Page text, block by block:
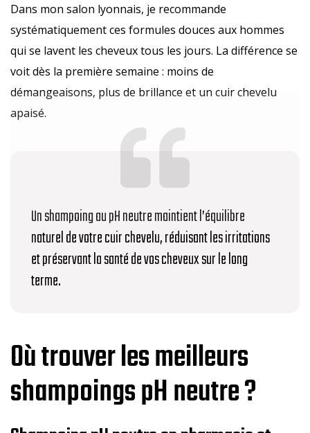
Dans mon salon lyonnais, je recommande
systématiquement ces formules douces aux hommes
qui se lavent les cheveux tous les jours. La différence se
voit dès la première semaine : moins de
démangeaisons, plus de brillance et un cuir chevelu
apaisé.
Un shampoing au pH neutre maintient l’équilibre
naturel de votre cuir chevelu, réduisant les irritations
et préservant la santé de vos cheveux sur le long
terme.
Où trouver les meilleurs
shampoings pH neutre ?